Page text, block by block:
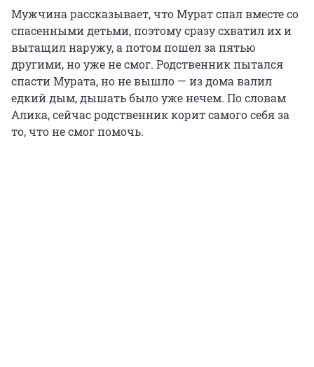
Мужчина рассказывает, что Мурат спал вместе со
спасенными детьми, поэтому сразу схватил их и
вытащил наружу, а потом пошел за пятью
другими, но уже не смог. Родственник пытался
спасти Мурата, но не вышло — из дома валил
едкий дым, дышать было уже нечем. По словам
Алика, сейчас родственник корит самого себя за
то, что не смог помочь.